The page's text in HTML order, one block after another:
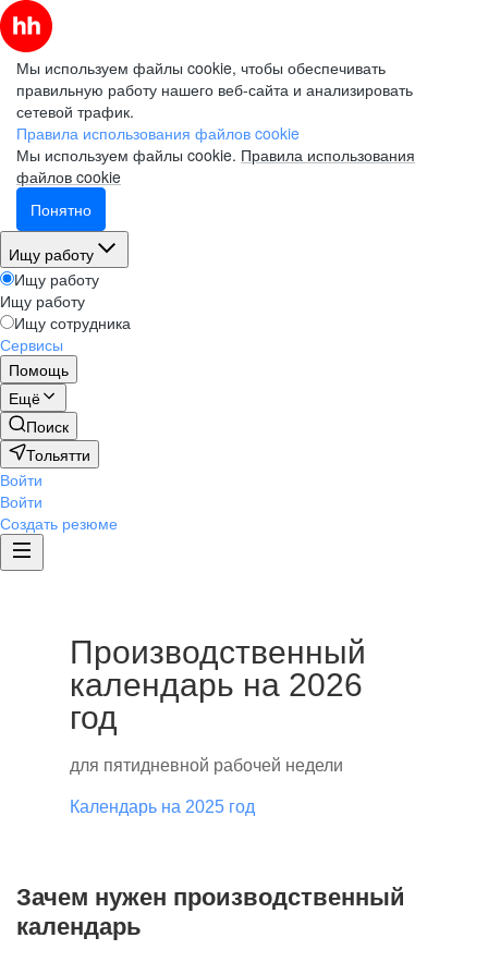
Мы используем файлы cookie, чтобы обеспечивать
правильную работу нашего веб-сайта и анализировать
сетевой трафик.
Правила использования файлов cookie
Мы используем файлы cookie. Правила использования
файлов cookie
Понятно
Ищу работу
Ищу работу
Ищу работу
Ищу сотрудника
Сервисы
Помощь
Ещё
Поиск
Тольятти
Войти
Войти
Создать резюме
Производственный
календарь на 2026
год
для пятидневной рабочей недели
Календарь на 2025 год
Зачем нужен производственный
календарь